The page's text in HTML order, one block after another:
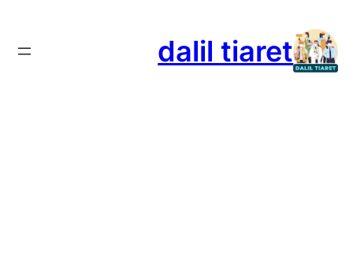
إلى
المحتوى
dalil tiaret